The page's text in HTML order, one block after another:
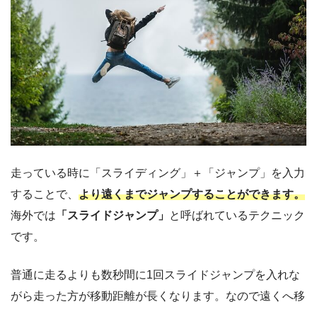
走っている時に「スライディング」＋「ジャンプ」を入力
することで、 より遠くまでジャンプすることができます。
海外では 「スライドジャンプ」 と呼ばれているテクニック
です。
普通に走るよりも数秒間に1回スライドジャンプを入れな
がら走った方が移動距離が長くなります。なので遠くへ移